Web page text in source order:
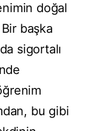
doğal
başka
sigortalı
bu gibi